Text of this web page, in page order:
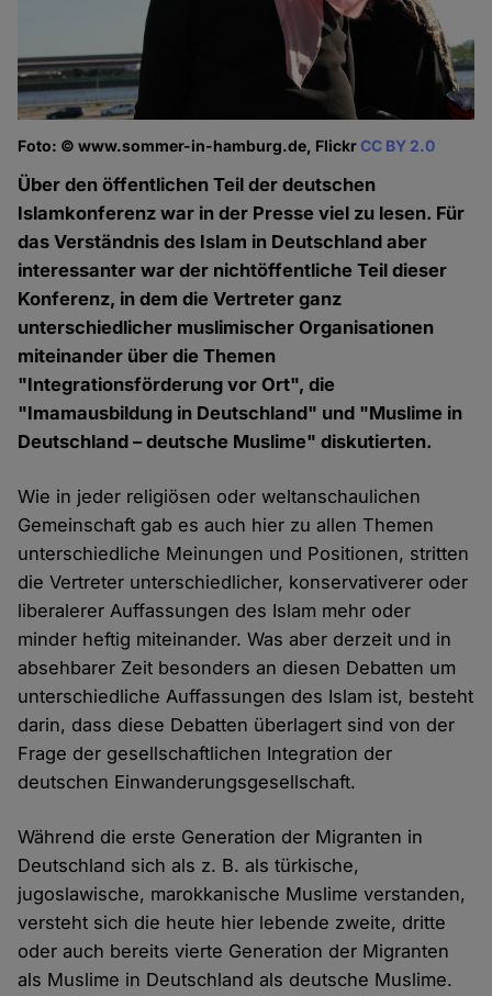
Foto: © www.sommer-in-hamburg.de, FlickrCC BY 2.0
Über den öffentlichen Teil der deutschen
Islamkonferenz war in der Presse viel zu lesen. Für
das Verständnis des Islam in Deutschland aber
interessanter war der nichtöffentliche Teil dieser
Konferenz, in dem die Vertreter ganz
unterschiedlicher muslimischer Organisationen
miteinander über die Themen
"Integrationsförderung vor Ort", die
"Imamausbildung in Deutschland" und "Muslime in
Deutschland – deutsche Muslime" diskutierten.
Wie in jeder religiösen oder weltanschaulichen
Gemeinschaft gab es auch hier zu allen Themen
unterschiedliche Meinungen und Positionen, stritten
die Vertreter unterschiedlicher, konservativerer oder
liberalerer Auffassungen des Islam mehr oder
minder heftig miteinander. Was aber derzeit und in
absehbarer Zeit besonders an diesen Debatten um
unterschiedliche Auffassungen des Islam ist, besteht
darin, dass diese Debatten überlagert sind von der
Frage der gesellschaftlichen Integration der
deutschen Einwanderungsgesellschaft.
Während die erste Generation der Migranten in
Deutschland sich als z. B. als türkische,
jugoslawische, marokkanische Muslime verstanden,
versteht sich die heute hier lebende zweite, dritte
oder auch bereits vierte Generation der Migranten
als Muslime in Deutschland als deutsche Muslime.